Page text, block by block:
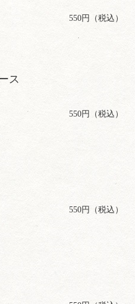
550円（税込）
ス
550円（税込）
550円（税込）